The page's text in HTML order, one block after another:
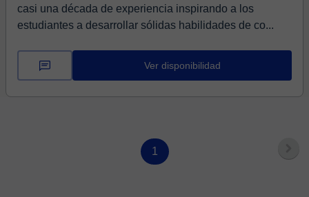
casi una década de experiencia inspirando a los
estudiantes a desarrollar sólidas habilidades de co...
Ver disponibilidad
1